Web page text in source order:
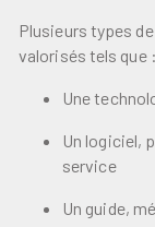
Plusieurs types
valorisés tels que :
Une
Un logiciel,
service
Un guide,